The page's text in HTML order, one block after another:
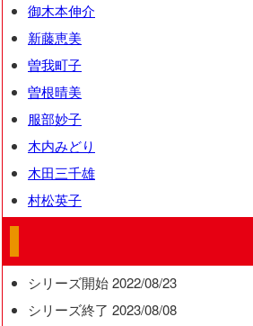
御木本伸介
新藤恵美
曽我町子
曽根晴美
服部妙子
木内みどり
木田三千雄
村松英子
シリーズ開始 2022/08/23
シリーズ終了 2023/08/08